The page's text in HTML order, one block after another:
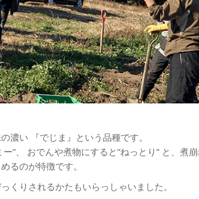
濃い 『でじま』という品種です。
”、 おでんや煮物にすると”ねっとり” と、煮
るのが特徴です。
くりされるかたもいらっしゃいました。